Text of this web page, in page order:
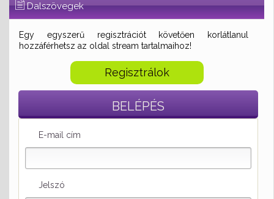
Dalszövegek
Egy egyszerű regisztrációt követően korlátlanul
hozzáférhetsz az oldal stream tartalmaihoz!
Regisztrálok
BELÉPÉS
E-mail cím
Jelszó